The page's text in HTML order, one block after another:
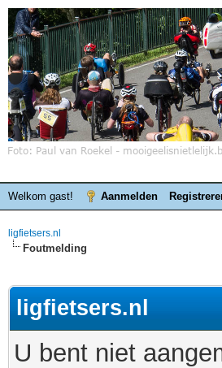
Welkom gast! Aanmelden
ligfietsers.nl
Foutmelding
ligfietsers.nl
U bent niet